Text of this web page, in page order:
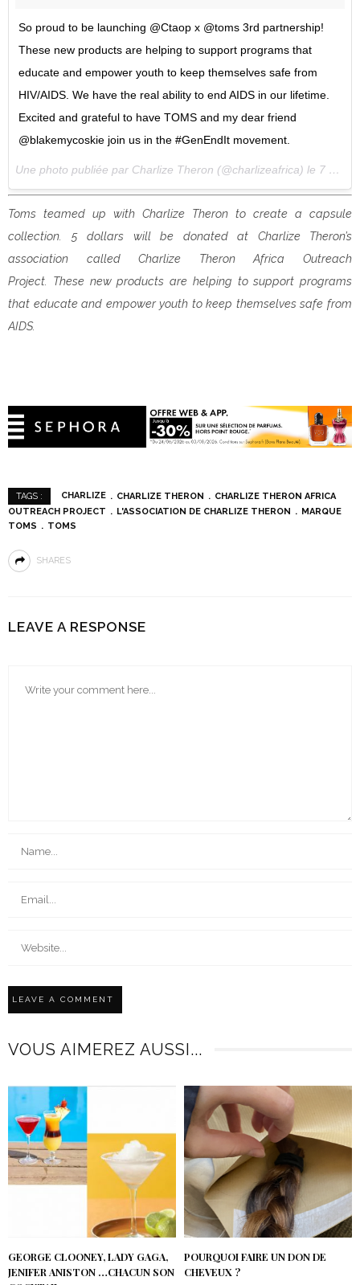
So proud to be launching @Ctaop x @toms 3rd partnership!
These new products are helping to support programs that
educate and empower youth to keep themselves safe from
HIV/AIDS. We have the real ability to end AIDS in our lifetime.
Excited and grateful to have TOMS and my dear friend
@blakemycoskie join us in the #GenEndIt movement.
Une photo publiée par Charlize Theron (@charlizeafrica) le 7 Juil. 2016 à 22h16 PDT
Toms teamed up with Charlize Theron to create a capsule
collection. 5 dollars will be donated at Charlize Theron’s
association calledCharlize Theron Africa Outreach
Project. These new products are helping to support programs
that educate and empower youth to keep themselves safe from
AIDS.
TAGS : CHARLIZE CHARLIZE THERON
CHARLIZE THERON AFRICA
OUTREACH PROJECT
L'ASSOCIATION DE CHARLIZE THERON
MARQUE
TOMS
TOMS
SHARES
LEAVE A RESPONSE
VOUS AIMEREZ AUSSI...
GEORGE CLOONEY, LADY GAGA,
JENIFER ANISTON …CHACUN SON
POURQUOI FAIRE UN DON DE
CHEVEUX ?